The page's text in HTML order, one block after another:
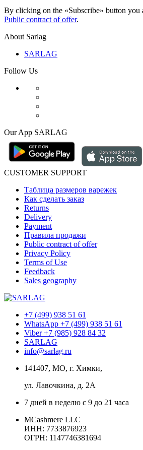
By clicking on the «Subscribe» button you
Public contract of offer.
About Sarlag
SARLAG
Follow Us
Our App SARLAG
CUSTOMER SUPPORT
Таблица размеров варежек
Как сделать заказ
Returns
Delivery
Payment
Правила продажи
Public contract of offer
Privacy Policy
Terms of Use
Feedback
Sales geography
+7 (499) 938 51 61
WhatsApp +7 (499) 938 51 61
Viber +7 (985) 928 84 32
SARLAG
info@sarlag.ru
141407, МО, г. Химки,
ул. Лавочкина, д. 2А
7 дней в неделю с 9 до 21 часа
MCashmere LLC
ИНН: 7733876923
ОГРН: 1147746381694